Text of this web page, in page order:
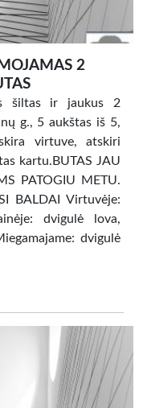
2
šiltas ir jaukus 2
g., 5 aukštas iš 5,
virtuve, atskiri
kartu.BUTAS JAU
PATOGIU METU.
BALDAI Virtuvėje:
dvigulė lova,
dvigulė